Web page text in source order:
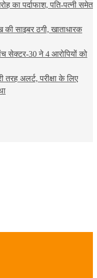
का पर्दाफाश, पति-पत्नी समेत
की साइबर ठगी, खाताधारक
सेक्टर-30 ने 4 आरोपियों को
तरह अलर्ट, परीक्षा के लिए